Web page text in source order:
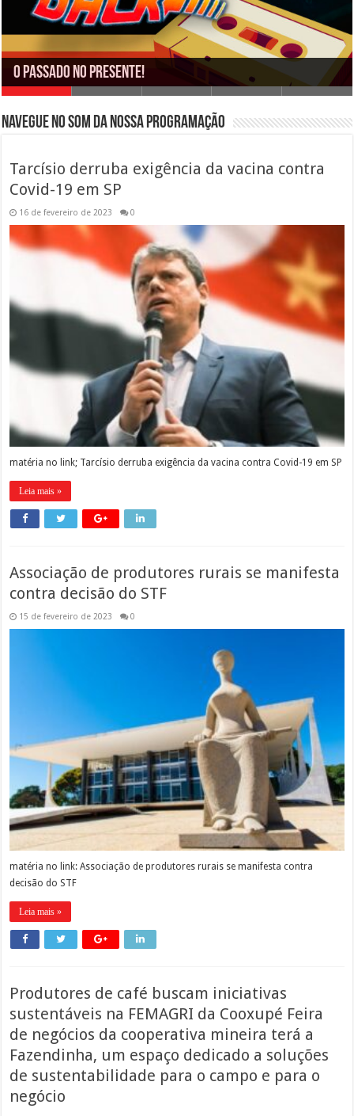
O passado no presente!
Porque domingo é um dia clássico.
“Mi casa, su casa”
No ar, em todo lugar há quase 40 anos!
Sinta a vibe da Cidade!
NAVEGUE NO SOM DA NOSSA PROGRAMAÇÃO
Tarcísio derruba exigência da vacina contra
Covid-19 em SP
16 de fevereiro de 2023 0
matéria no link; Tarcísio derruba exigência da vacina contra Covid-19 em SP
Leia mais »
Associação de produtores rurais se manifesta
contra decisão do STF
15 de fevereiro de 2023 0
matéria no link: Associação de produtores rurais se manifesta contra
decisão do STF
Leia mais »
Produtores de café buscam iniciativas
sustentáveis na FEMAGRI da Cooxupé Feira
de negócios da cooperativa mineira terá a
Fazendinha, um espaço dedicado a soluções
de sustentabilidade para o campo e para o
negócio